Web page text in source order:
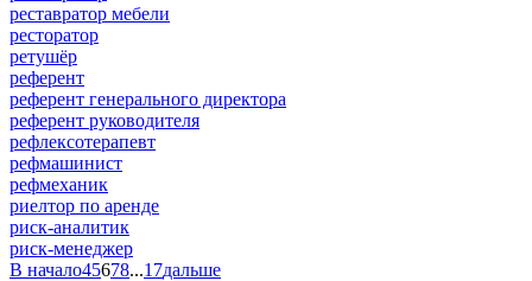
реставратор мебели
ресторатор
ретушёр
референт
референт генерального директора
референт руководителя
рефлексотерапевт
рефмашинист
рефмеханик
риелтор по аренде
риск-аналитик
риск-менеджер
В начало45678...17дальше